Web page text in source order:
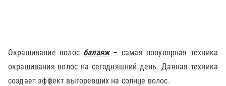
Окрашивание волос балаяж– самая популярная техника
окрашивания волос на сегодняшний день. Данная техника
создает эффект выгоревших на солнце волос.